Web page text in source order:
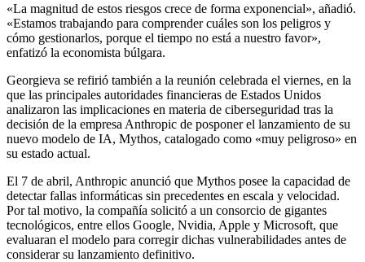
«La magnitud de estos riesgos crece de forma exponencial», añadió.
«Estamos trabajando para comprender cuáles son los peligros y
cómo gestionarlos, porque el tiempo no está a nuestro favor»,
enfatizó la economista búlgara.
Georgieva se refirió también a la reunión celebrada el viernes, en la
que las principales autoridades financieras de Estados Unidos
analizaron las implicaciones en materia de ciberseguridad tras la
decisión de la empresa Anthropic de posponer el lanzamiento de su
nuevo modelo de IA, Mythos, catalogado como «muy peligroso» en
su estado actual.
El 7 de abril, Anthropic anunció que Mythos posee la capacidad de
detectar fallas informáticas sin precedentes en escala y velocidad.
Por tal motivo, la compañía solicitó a un consorcio de gigantes
tecnológicos, entre ellos Google, Nvidia, Apple y Microsoft, que
evaluaran el modelo para corregir dichas vulnerabilidades antes de
considerar su lanzamiento definitivo.